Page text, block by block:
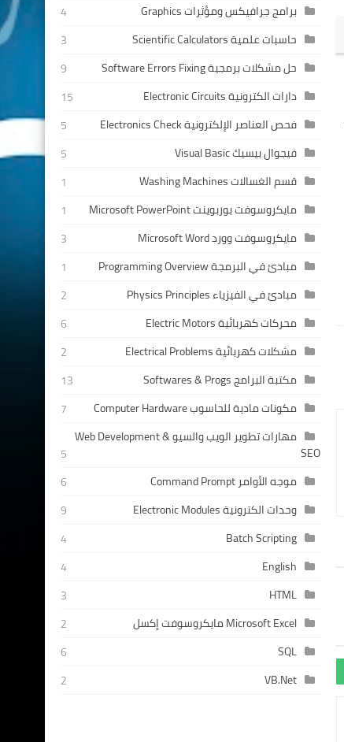
برامج جرافيكس ومؤثرات Graphics
4
حاسبات علمية Scientific Calculators
3
حل مشكلات برمجية Software Errors Fixing
9
دارات الكترونية Electronic Circuits
15
فحص العناصر الإلكترونية Electronics Check
5
فيجوال بيسيك Visual Basic
5
قسم الغسالات Washing Machines
1
مايكروسوفت بوربوينت Microsoft PowerPoint
1
مايكروسوفت وورد Microsoft Word
3
مبادئ في البرمجة Programming Overview
1
مبادئ في الفيزياء Physics Principles
2
محركات كهربائية Electric Motors
6
مشكلات كهربائية Electrical Problems
2
مكتبة البرامج Softwares & Progs
13
مكونات مادية للحاسوب Computer Hardware
7
مهارات تطوير الويب والسيو Web Development &
SEO
5
موجه الأوامر Command Prompt
6
وحدات الكترونية Electronic Modules
9
Batch Scripting
4
English
4
HTML
3
Microsoft Excel مايكروسوفت إكسل
2
SQL
6
VB.Net
2